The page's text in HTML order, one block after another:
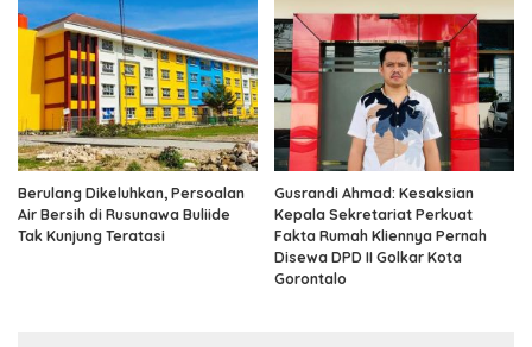
Berulang Dikeluhkan, Persoalan
Air Bersih di Rusunawa Buliide
Tak Kunjung Teratasi
Gusrandi Ahmad: Kesaksian
Kepala Sekretariat Perkuat
Fakta Rumah Kliennya Pernah
Disewa DPD II Golkar Kota
Gorontalo